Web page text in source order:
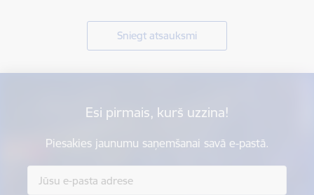
Sniegt atsauksmi
Esi pirmais, kurš uzzina!
Piesakies jaunumu saņemšanai savā e-pastā.